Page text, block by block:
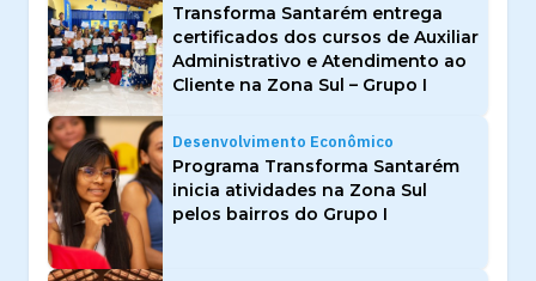
Transforma Santarém entrega
certificados dos cursos de Auxiliar
Administrativo e Atendimento ao
Cliente na Zona Sul – Grupo I
Desenvolvimento Econômico
Programa Transforma Santarém
inicia atividades na Zona Sul
pelos bairros do Grupo I